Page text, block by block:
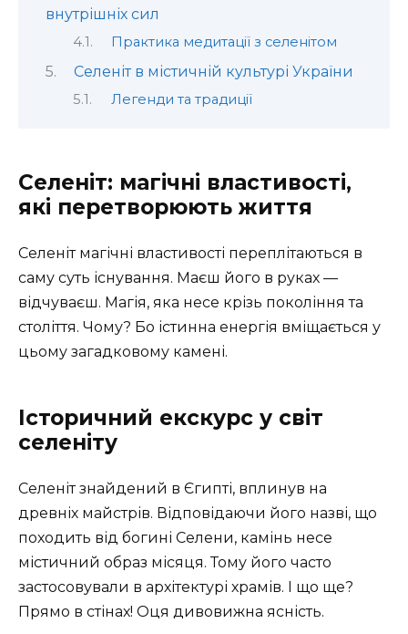
внутрішніх сил
Практика медитації з селенітом
Селеніт в містичній культурі України
Легенди та традиції
Селеніт: магічні властивості,
які перетворюють життя
Селеніт магічні властивості переплітаються в
саму суть існування. Маєш його в руках —
відчуваєш. Магія, яка несе крізь покоління та
століття. Чому? Бо істинна енергія вміщається у
цьому загадковому камені.
Історичний екскурс у світ
селеніту
Селеніт знайдений в Єгипті, вплинув на
древніх майстрів. Відповідаючи його назві, що
походить від богині Селени, камінь несе
містичний образ місяця. Тому його часто
застосовували в архітектурі храмів. І що ще?
Прямо в стінах! Оця дивовижна ясність.